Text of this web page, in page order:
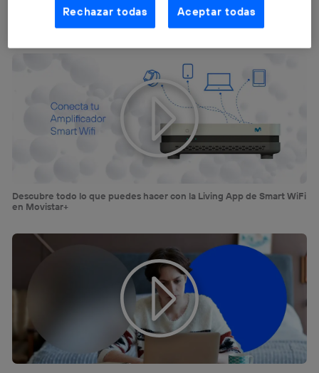
EN TU HOGAR MOVISTAR
Descubre todo lo que puedes hacer con la Living App de Smart WiFi
en Movistar+
aquí (solo cuando utilizas una conexión a
internet habilitada , proporcionada por una de las
operadoras de telefonía participantes, y otorgas tu
La tecnología Utiq está diseñada con la privacidad como
prioridad ofreciéndote elección y control.
La tecnología utiliza un identificador cifrado creado por tu
operadora de telefonía
, utilizando tu dirección IP y otra
información de la cuenta de cliente de
telecomunicaciones vinculada a la conexión que utilizas
(p. ej., número de teléfono móvil).
consienta el uso de la tecnología recibirá el mismo
identificador. Típicamente:
el marketing o análisis se realizará en función de las
actividades de navegación de los miembros del hogar
que hayan dado su consentimiento.
datos móviles , el marketing será más
personalizado, ya que se basará únicamente en la
navegación del usuario del móvil.
Puedes gestionar los consentimientos Utiq seleccionando
“Administrar Utiq” en la parte inferior de esta página web o
visitando el
portal de privacidad de Utiq
Rechazar todas Aceptar todas